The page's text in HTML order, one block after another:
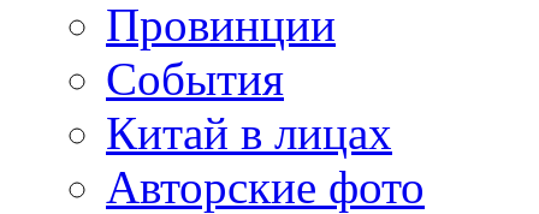
Провинции
События
Китай в лицах
Авторские фото